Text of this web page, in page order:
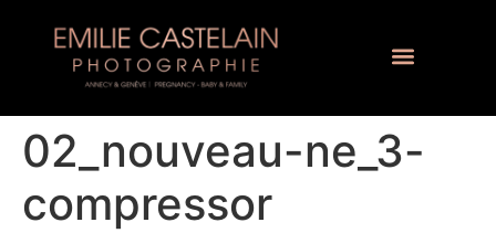
02_nouveau-ne_3-
compressor